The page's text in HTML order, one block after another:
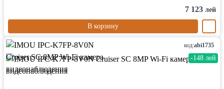
7 123 лей
В корзину
код:abi1735
-148 лей